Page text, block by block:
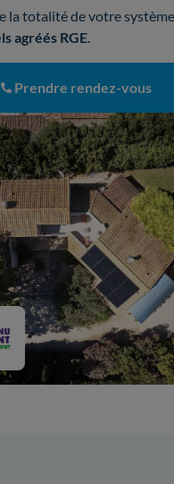
la totalité de votre
agréés RGE
Prendre rendez-vous